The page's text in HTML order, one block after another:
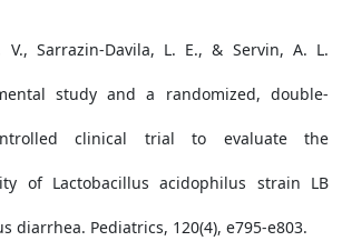
V., Sarrazin-Davila, L. E., & Servin, A. L.
study and a randomized, double-
clinical trial to evaluate the
of Lactobacillus acidophilus strain LB
diarrhea. Pediatrics, 120(4), e795-e803.